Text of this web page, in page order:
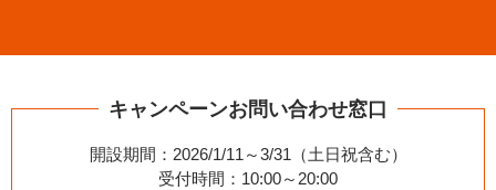
キャンペーンお問い合わせ窓口
開設期間：2026/1/11～3/31（土日祝含む）
受付時間：10:00～20:00